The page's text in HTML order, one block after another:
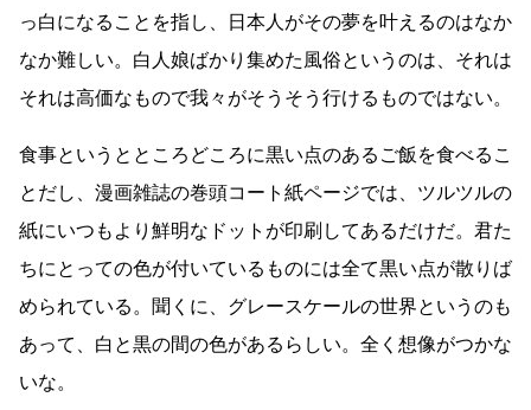
っ白になることを指し、日本人がその夢を叶えるのはなか
なか難しい。白人娘ばかり集めた風俗というのは、それは
それは高価なもので我々がそうそう行けるものではない。
食事というとところどころに黒い点のあるご飯を食べるこ
とだし、漫画雑誌の巻頭コート紙ページでは、ツルツルの
紙にいつもより鮮明なドットが印刷してあるだけだ。君た
ちにとっての色が付いているものには全て黒い点が散りば
められている。聞くに、グレースケールの世界というのも
あって、白と黒の間の色があるらしい。全く想像がつかな
いな。